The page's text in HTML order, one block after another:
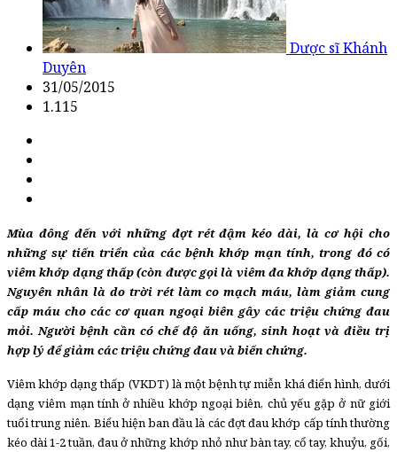
Dược sĩ Khánh
Duyên
31/05/2015
1.115
Mùa đông đến với những đợt rét đậm kéo dài, là cơ hội cho
những sự tiến triển của các bệnh khớp mạn tính, trong đó có
viêm khớp dạng thấp (còn được gọi là viêm đa khớp dạng thấp).
Nguyên nhân là do trời rét làm co mạch máu, làm giảm cung
cấp máu cho các cơ quan ngoại biên gây các triệu chứng đau
mỏi. Người bệnh cần có chế độ ăn uống, sinh hoạt và điều trị
hợp lý để giảm các triệu chứng đau và biến chứng.
Viêm khớp dạng thấp (VKDT) là một bệnh tự miễn khá điển hình, dưới
dạng viêm mạn tính ở nhiều khớp ngoại biên, chủ yếu gặp ở nữ giới
tuổi trung niên. Biểu hiện ban đầu là các đợt đau khớp cấp tính thường
kéo dài 1-2 tuần, đau ở những khớp nhỏ như bàn tay, cổ tay, khuỷu, gối,